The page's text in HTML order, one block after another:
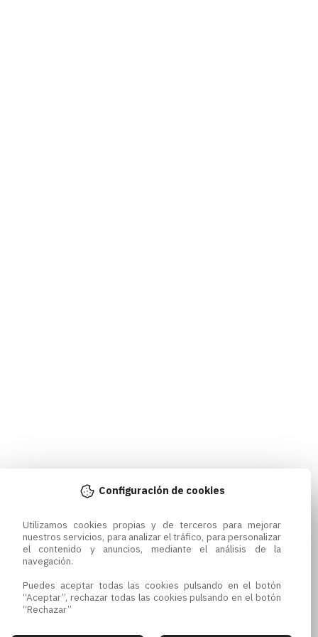
Configuración de cookies
Utilizamos cookies propias y de terceros para mejorar
nuestros servicios, para analizar el tráfico, para personalizar
el contenido y anuncios, mediante el análisis de la
navegación.
Puedes aceptar todas las cookies pulsando en el botón
“Aceptar”, rechazar todas las cookies pulsando en el botón
“Rechazar”